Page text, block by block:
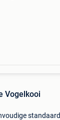
Vogelkooi
standaard